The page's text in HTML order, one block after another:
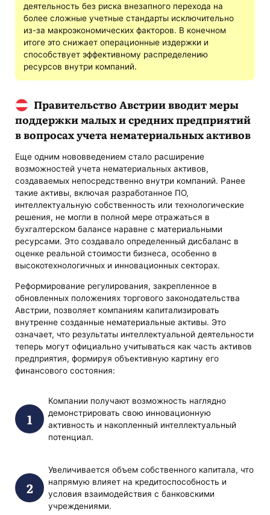
деятельность без риска внезапного перехода на
более сложные учетные стандарты исключительно
из-за макроэкономических факторов. В конечном
итоге это снижает операционные издержки и
способствует эффективному распределению
ресурсов внутри компаний.
Правительство Австрии вводит меры
поддержки малых и средних предприятий
в вопросах учета нематериальных активов
Еще одним нововведением стало расширение
возможностей учета нематериальных активов,
создаваемых непосредственно внутри компаний. Ранее
такие активы, включая разработанное ПО,
интеллектуальную собственность или технологические
решения, не могли в полной мере отражаться в
бухгалтерском балансе наравне с материальными
ресурсами. Это создавало определенный дисбаланс в
оценке реальной стоимости бизнеса, особенно в
высокотехнологичных и инновационных секторах.
Реформирование регулирования, закрепленное в
обновленных положениях торгового законодательства
Австрии, позволяет компаниям капитализировать
внутренне созданные нематериальные активы. Это
означает, что результаты интеллектуальной деятельности
теперь могут официально учитываться как часть активов
предприятия, формируя объективную картину его
финансового состояния:
Компании получают возможность наглядно
демонстрировать свою инновационную
активность и накопленный интеллектуальный
потенциал.
Увеличивается объем собственного капитала, что
напрямую влияет на кредитоспособность и
условия взаимодействия с банковскими
учреждениями.